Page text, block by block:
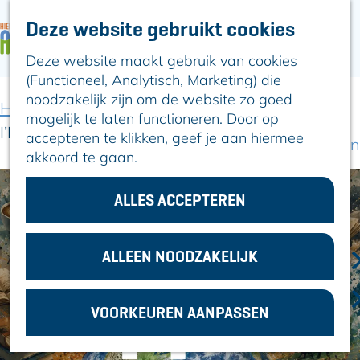
Deze website gebruikt cookies
Deze website maakt gebruik van cookies
(Functioneel, Analytisch, Marketing) die
noodzakelijk zijn om de website zo goed
mogelijk te laten functioneren. Door op
accepteren te klikken, geef je aan hiermee
akkoord te gaan.
ALLES ACCEPTEREN
ALLEEN NOODZAKELIJK
VOORKEUREN AANPASSEN
n
a
a
d
e
h
o
m
e
p
a
g
e
ARTIKELEN
Hier is Boskoop
Lekker Lokaal
Ontdek het
Erfgoed
Natuurlijk genieten
In en om Alphen
Kleuren van de
toren
VOOR
ONDERNEMERS
Home Uit-agenda
Uit-agenda overzicht
I’M In Motion – Dance Centre